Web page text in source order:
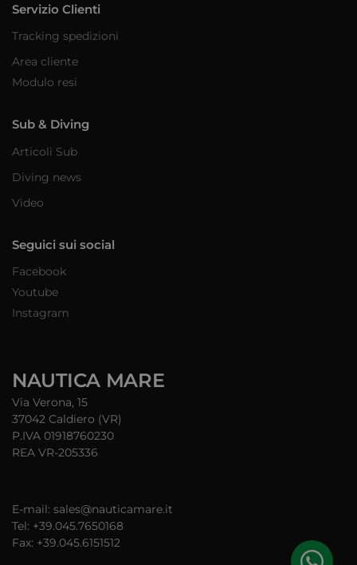
Servizio Clienti
Tracking spedizioni
Area cliente
Modulo resi
Sub & Diving
Articoli Sub
Diving news
Video
Seguici sui social
Facebook
Youtube
Instagram
NAUTICA MARE
Via Verona, 15
37042 Caldiero (VR)
P.IVA 01918760230
REA VR-205336
E-mail: sales@nauticamare.it
Tel: +39.045.7650168
Fax: +39.045.6151512